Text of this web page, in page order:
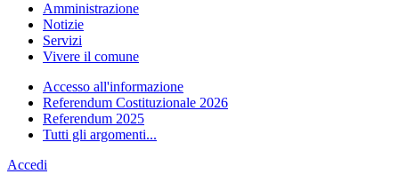
Amministrazione
Notizie
Servizi
Vivere il comune
Accesso all'informazione
Referendum Costituzionale 2026
Referendum 2025
Tutti gli argomenti...
Accedi